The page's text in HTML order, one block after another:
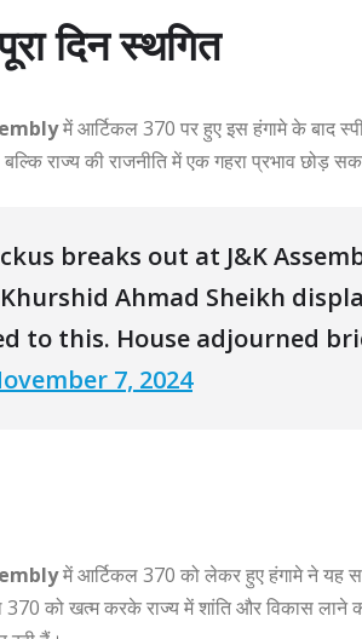
दिन स्थगित
में आर्टिकल 370 पर हुए इस हंगामे के बाद
राज्य की राजनीति में एक गहरा प्रभाव छोड़
breaks out at J&K
Ahmad Sheikh
to this. House adjourned
7, 2024
में आर्टिकल 370 को लेकर हुए हंगामे ने यह
को खत्म करके राज्य में शांति और विकास लाने